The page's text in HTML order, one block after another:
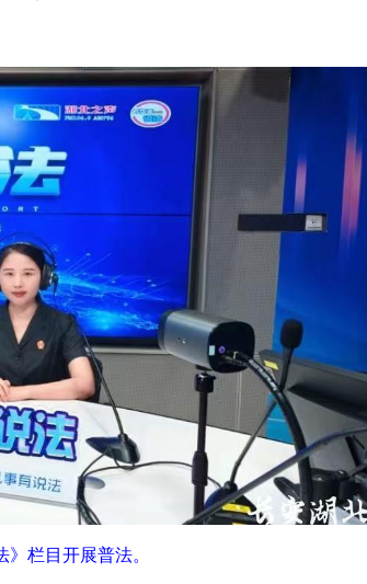
栏目开展普法。